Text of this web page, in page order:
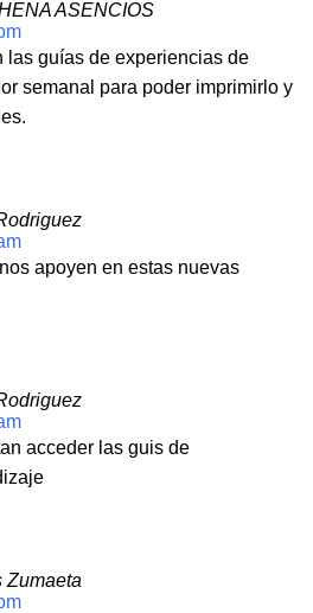
ASENCIOS
las guías de experiencias de
semanal para poder imprimirlo y
apoyen en estas nuevas
acceder las guis de
Zumaeta